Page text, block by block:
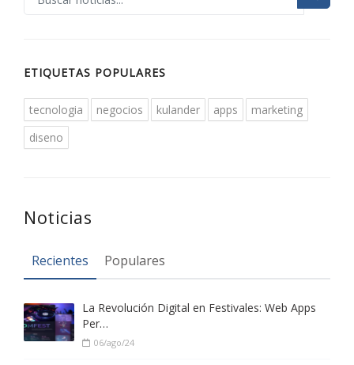
ETIQUETAS POPULARES
tecnologia negocios kulander apps
marketing
diseno
Noticias
Recientes Populares
La Revolución Digital en Festivales: Web Apps
Per…
06/ago/24